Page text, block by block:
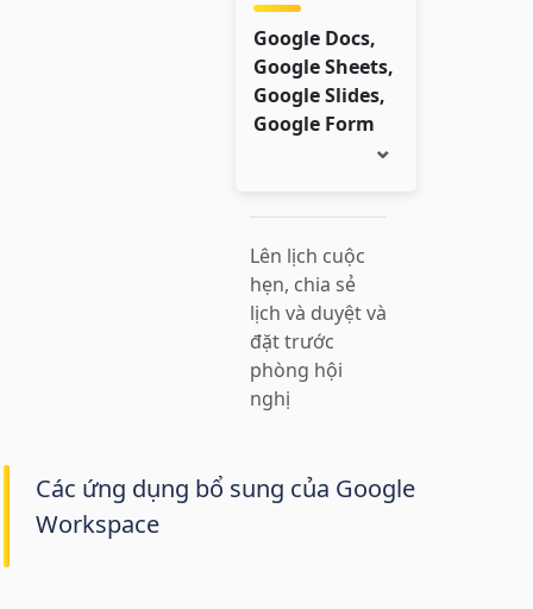
Google Docs,
Google Sheets,
Google Slides,
Google Form
Lên lịch cuộc
hẹn, chia sẻ
lịch và duyệt và
đặt trước
phòng hội
nghị
Các ứng dụng bổ sung của Google
Workspace